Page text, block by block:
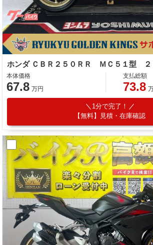
本体価格
67.8 万円
支払総額
73.8
1分で完了！
【無料】見積・在庫確認